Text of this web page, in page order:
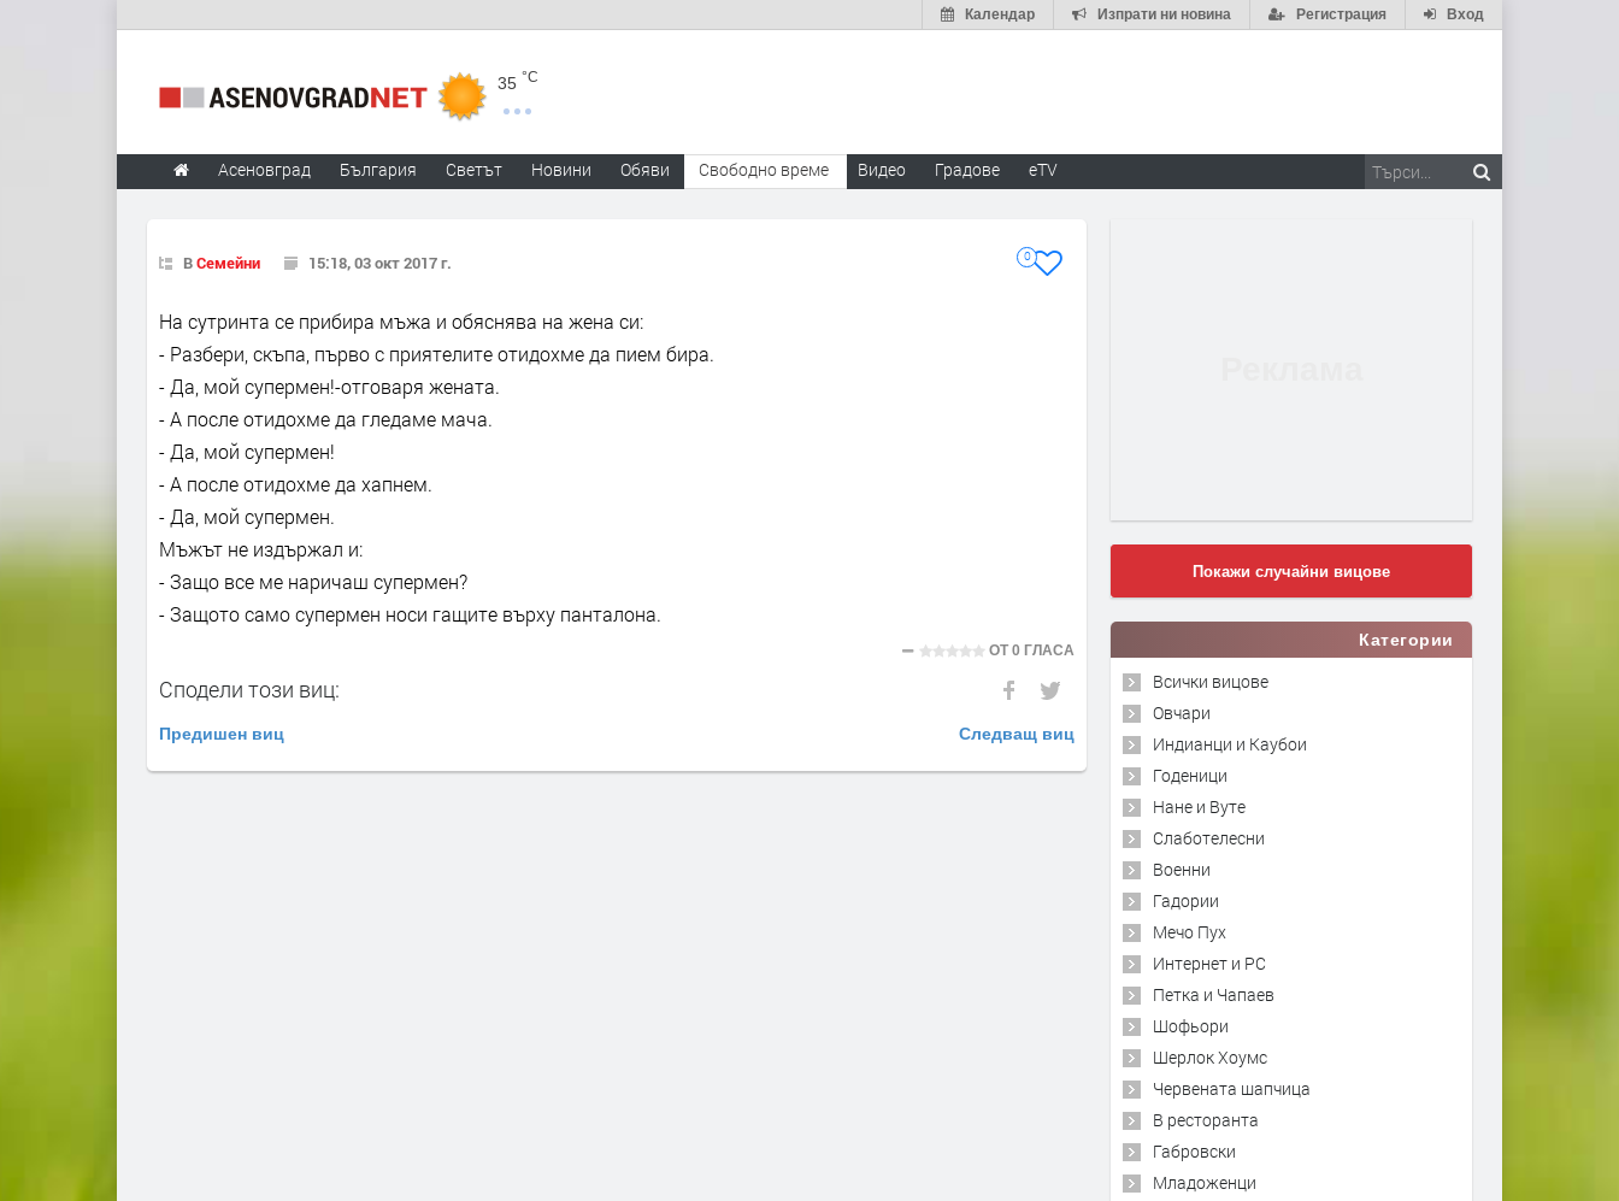
Вход
Регистрация
Изпрати ни новина
Календар
35 °C
Асеновград България Светът Новини Обяви Свободно време Видео Градове eTV
ВСемейни 15:18, 03 окт 2017 г. 0
На сутринта се прибира мъжа и обяснява на жена си:
- Разбери, скъпа, първо с приятелите отидохме да пием бира.
- Да, мой супермен!-отговаря жената.
- А после отидохме да гледаме мача.
- Да, мой супермен!
- А после отидохме да хапнем.
- Да, мой супермен.
Мъжът не издържал и:
- Защо все ме наричаш супермен?
- Защото само супермен носи гащите върху панталона.
ОТ0 ГЛАСА
Сподели този виц:
Предишен виц Следващ виц
Покажи случайни вицове
Категории
Всички вицове
Овчари
Индианци и Каубои
Годеници
Нане и Вуте
Слаботелесни
Военни
Гадории
Мечо Пух
Интернет и PC
Петка и Чапаев
Шофьори
Шерлок Хоумс
Червената шапчица
В ресторанта
Габровски
Младоженци